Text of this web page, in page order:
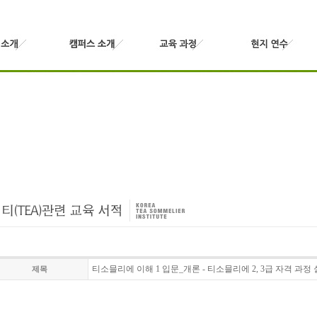
제목 티소믈리에 이해 1 입문_개론 - 티소믈리에 2, 3급 자격 과정